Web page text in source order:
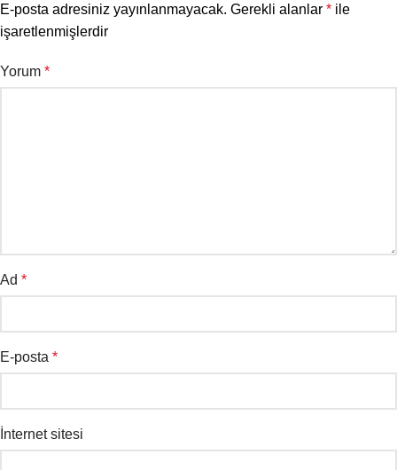
E-posta adresiniz yayınlanmayacak. Gerekli alanlar * ile
işaretlenmişlerdir
Yorum *
Ad *
E-posta *
İnternet sitesi